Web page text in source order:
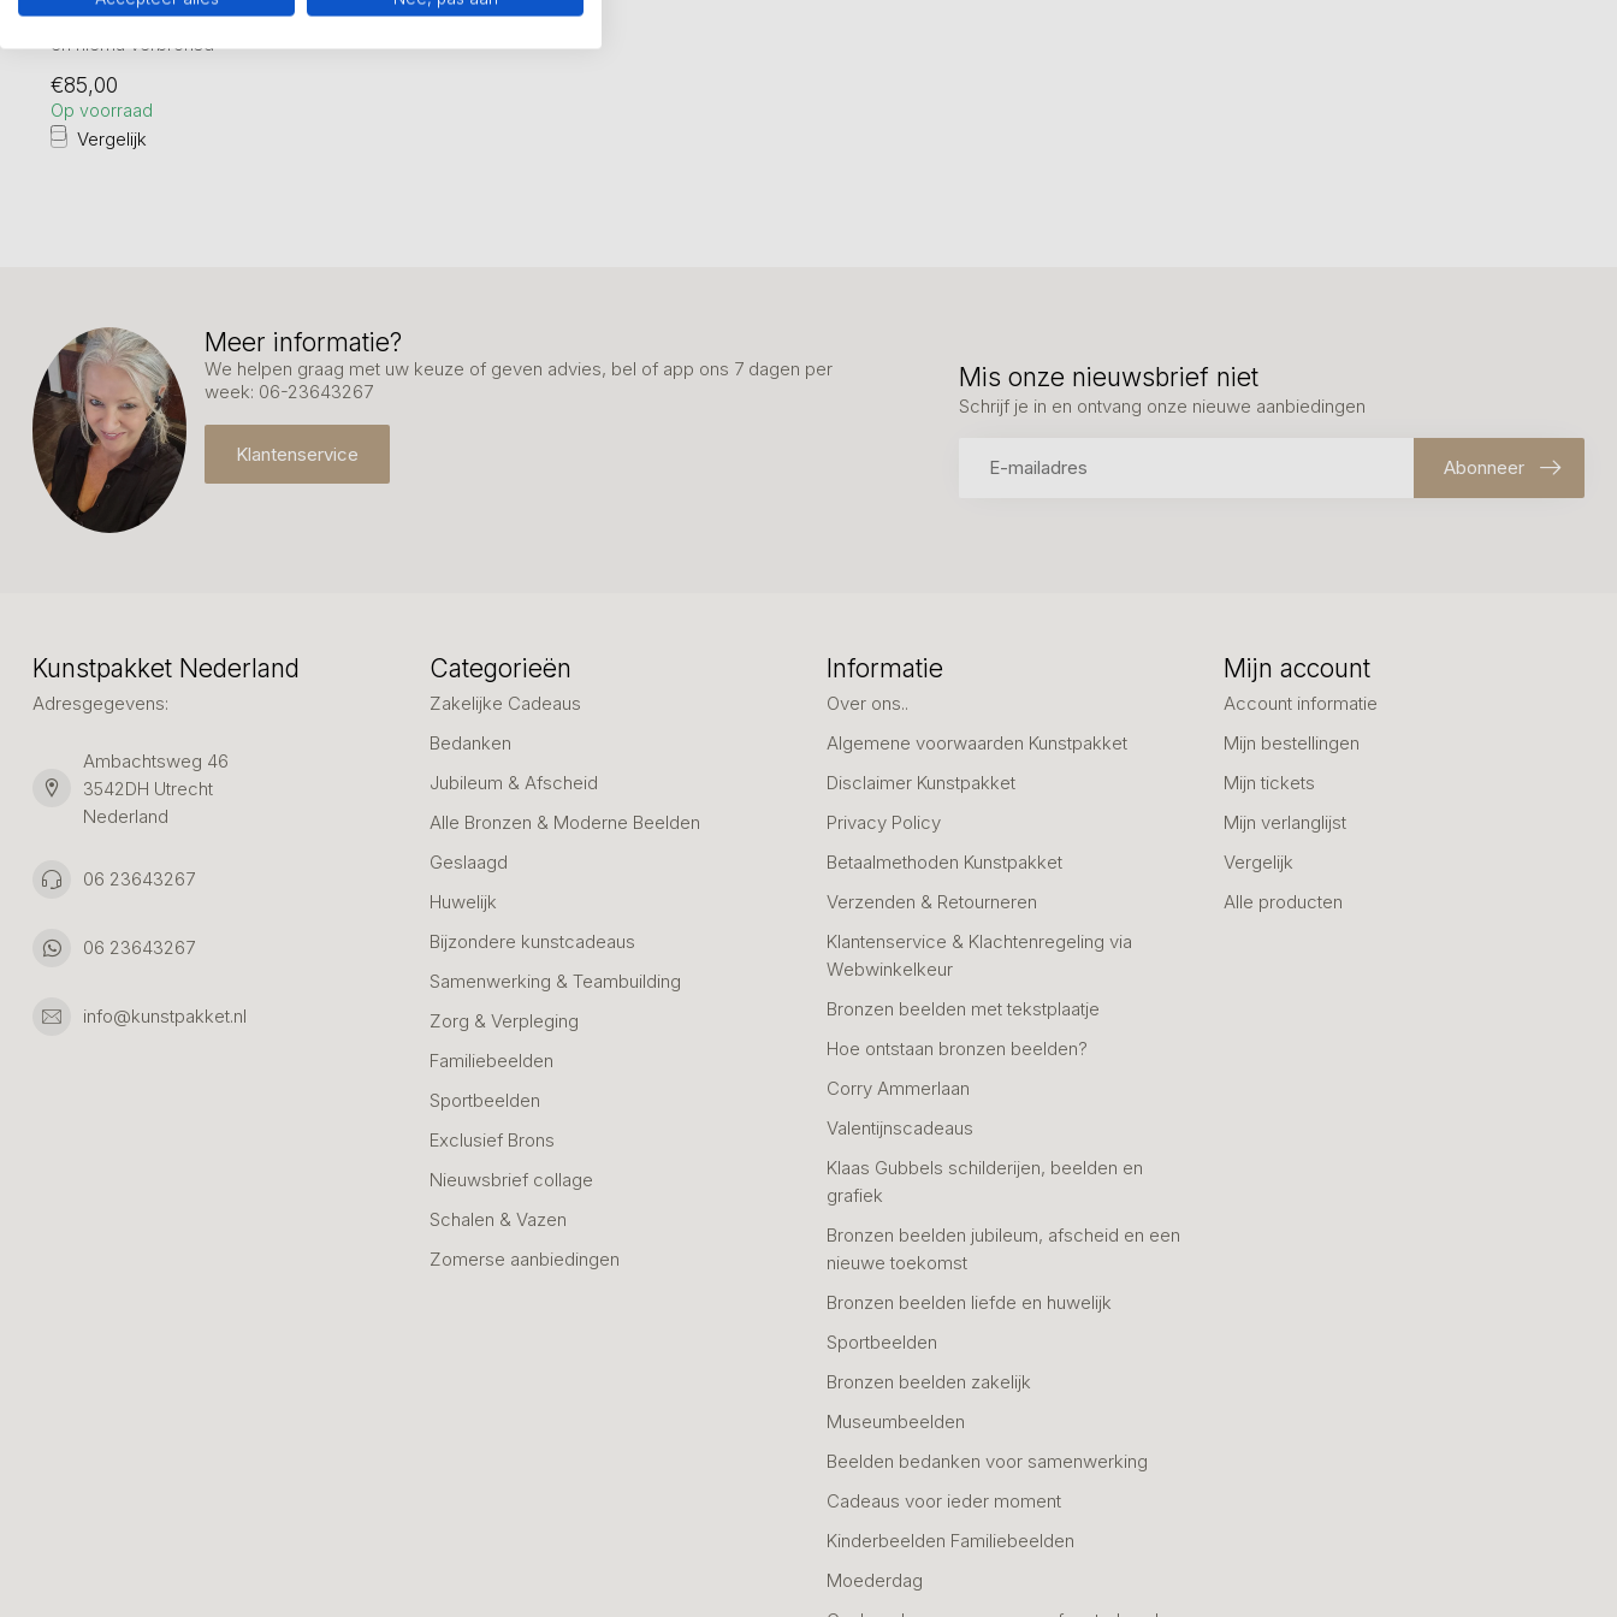
Meisje op stoel beeldje in tin gegoten
en hierna verbronsd
€85,00
Op voorraad
Vergelijk
Meer informatie?
We helpen graag met uw keuze of geven advies, bel of app ons 7 dagen per
week: 06-23643267
Klantenservice
Mis onze nieuwsbrief niet
Schrijf je in en ontvang onze nieuwe aanbiedingen
Abonneer
Kunstpakket Nederland
Adresgegevens:
Ambachtsweg 46
3542DH Utrecht
Nederland
06 23643267
06 23643267
info@kunstpakket.nl
Categorieën
Zakelijke Cadeaus
Bedanken
Jubileum & Afscheid
Alle Bronzen & Moderne Beelden
Geslaagd
Huwelijk
Bijzondere kunstcadeaus
Samenwerking & Teambuilding
Zorg & Verpleging
Familiebeelden
Sportbeelden
Exclusief Brons
Nieuwsbrief collage
Schalen & Vazen
Zomerse aanbiedingen
Informatie
Over ons..
Algemene voorwaarden Kunstpakket
Disclaimer Kunstpakket
Privacy Policy
Betaalmethoden Kunstpakket
Verzenden & Retourneren
Klantenservice & Klachtenregeling via
Webwinkelkeur
Bronzen beelden met tekstplaatje
Hoe ontstaan bronzen beelden?
Corry Ammerlaan
Valentijnscadeaus
Klaas Gubbels schilderijen, beelden en
grafiek
Bronzen beelden jubileum, afscheid en een
nieuwe toekomst
Bronzen beelden liefde en huwelijk
Sportbeelden
Bronzen beelden zakelijk
Museumbeelden
Beelden bedanken voor samenwerking
Cadeaus voor ieder moment
Kinderbeelden Familiebeelden
Moederdag
Mijn account
Account informatie
Mijn bestellingen
Mijn tickets
Mijn verlanglijst
Vergelijk
Alle producten